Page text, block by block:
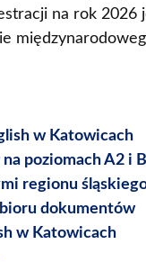
na rok 2026
w Katowicach
poziomach A2 i
regionu
dokumentów
w Katowicach